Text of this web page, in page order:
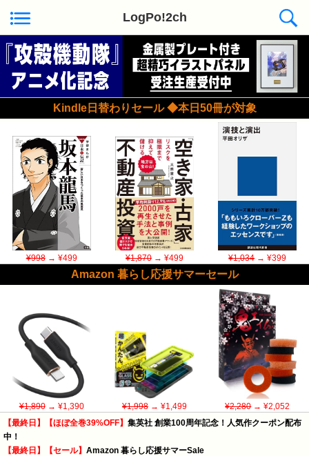
LogPo!2ch
Kindle日替わりセール ◆本日50冊が対象
¥998→ ¥499 ¥1,870→ ¥499 ¥1,034→ ¥399
Amazon 暮らし応援サマーセール
¥1,890→ ¥1,390 ¥1,998→ ¥1,499 ¥2,280→ ¥2,052
【最終日】【ほぼ全巻39%OFF】 集英社 創業100周年記念！人気作クーポン配布
中！
【最終日】【セール】 Amazon 暮らし応援サマーSale